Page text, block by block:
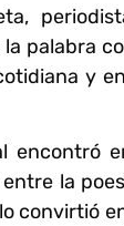
palabra
y
encontró
la
convirtió